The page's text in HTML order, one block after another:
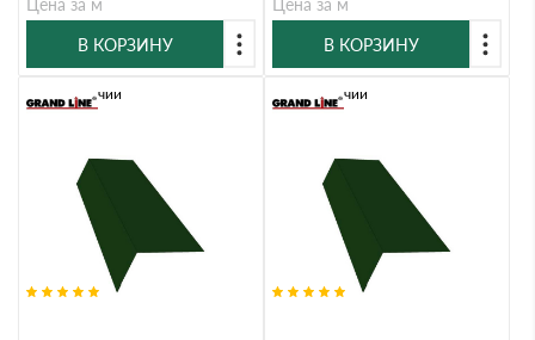
Цена за м
В КОРЗИНУ
Цена за м
В КОРЗИНУ
В наличии В наличии